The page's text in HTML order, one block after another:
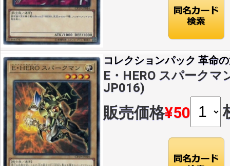
コレクションパック 革命
E・HERO スパークマ
JP016)
販売価格¥50